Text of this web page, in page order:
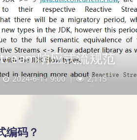
响应式流规范
2024-6-11 9:00 | 2,115
编码？